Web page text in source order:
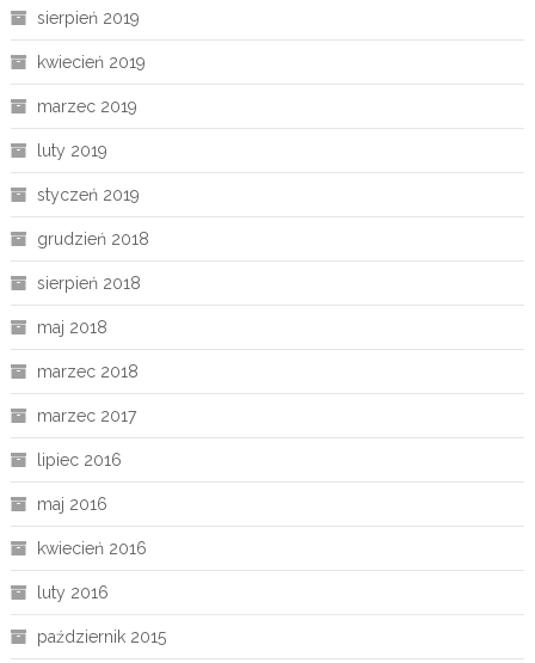
sierpień 2019
kwiecień 2019
marzec 2019
luty 2019
styczeń 2019
grudzień 2018
sierpień 2018
maj 2018
marzec 2018
marzec 2017
lipiec 2016
maj 2016
kwiecień 2016
luty 2016
październik 2015